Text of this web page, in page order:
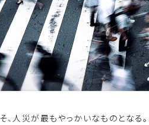
、人災が最もやっかいなものとな